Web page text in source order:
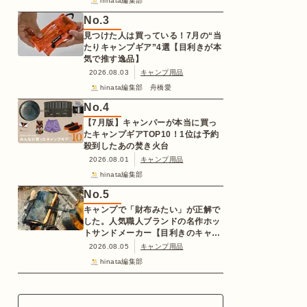
No.3
見つけた人は買っている！7月の“当
たりキャンプギア”4選【目利きが本
気で推す逸品】
2026.08.03
キャンプ用品
hinata編集部 舟橋愛
No.4
【7月版】キャンパーが本当に買っ
たキャンプギアTOP10！1位は予約
殺到したあの焚き火台
2026.08.01
キャンプ用品
hinata編集部
No.5
キャンプで「財布みたい」が正解で
した。人気職人ブランドの名作ホッ
トサンドメーカー【目利きのキャン
プギア】
2026.08.05
キャンプ用品
hinata編集部